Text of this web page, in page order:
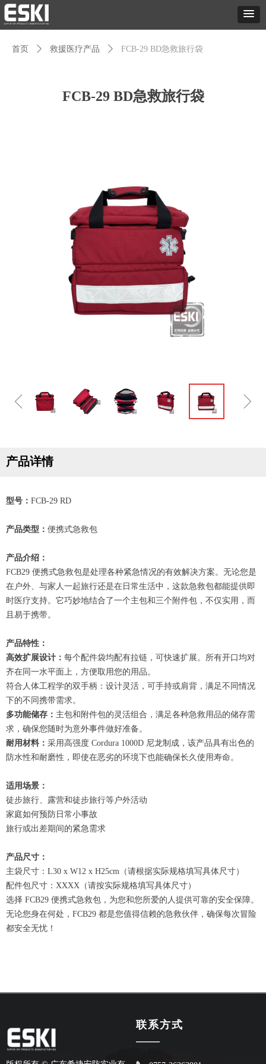
首页 ꄲ 救援医疗产品 ꄲ FCB-29 BD急救旅行袋
ꁆ ꁇ
型号： FCB-29 RD
产品类型： 便携式急救包
产品介绍：
FCB29 便携式急救包是处理各种紧急情况的有效解决方案。无论您是
在户外、与家人一起旅行还是在日常生活中，这款急救包都能提供即
时医疗支持。它巧妙地结合了一个主包和三个附件包，不仅实用，而
且易于携带。
产品特性：
高效扩展设计： 每个配件袋均配有拉链，可快速扩展。所有开口均对
齐在同一水平面上，方便取用您的用品。
符合人体工程学的双手柄：设计灵活，可手持或肩背，满足不同情况
下的不同携带需求。
多功能储存： 主包和附件包的灵活组合，满足各种急救用品的储存需
求，确保您随时为意外事件做好准备。
耐用材料： 采用高强度 Cordura 1000D 尼龙制成，该产品具有出色的
防水性和耐磨性，即使在恶劣的环境下也能确保长久使用寿命。
适用场景：
徒步旅行、露营和徒步旅行等户外活动
家庭如何预防日常小事故
旅行或出差期间的紧急需求
产品尺寸：
主袋尺寸：L30 x W12 x H25cm（请根据实际规格填写具体尺寸）
配件包尺寸：XXXX（请按实际规格填写具体尺寸）
选择 FCB29 便携式急救包，为您和您所爱的人提供可靠的安全保障。
无论您身在何处，FCB29 都是您值得信赖的急救伙伴，确保每次冒险
都安全无忧！
FCB-29 BD急救旅行袋
产品详情
联系方式
——